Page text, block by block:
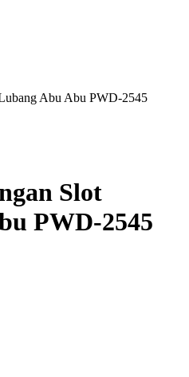
Abu Abu PWD-2545
Slot
PWD-2545